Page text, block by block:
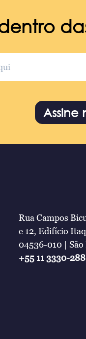
Assine
Rua Campos
e 12, Edifício
04536-010 | São
+55 11 3330-